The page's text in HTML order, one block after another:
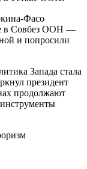
Фасо
в Совбез ООН —
и попросили
Запада стала
президент
продолжают